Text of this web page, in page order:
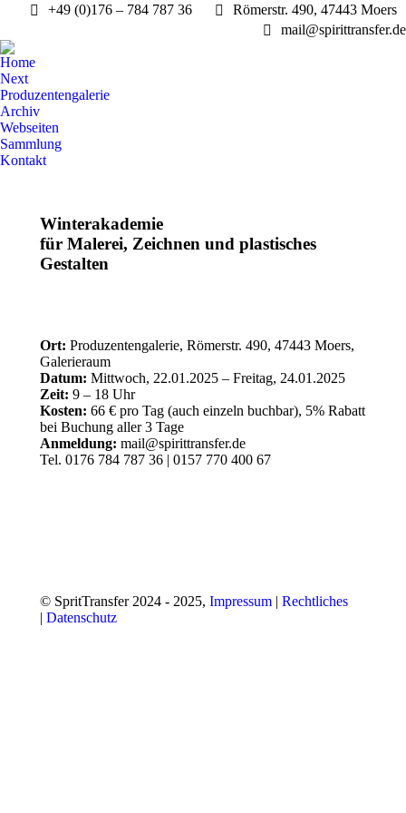
+49 (0)176 – 784 787 36
Römerstr. 490, 47443 Moers
mail@spirittransfer.de
Home
Next
Produzentengalerie
Archiv
Webseiten
Sammlung
Kontakt
Winterakademie
für Malerei, Zeichnen und plastisches
Gestalten
Ort: Produzentengalerie, Römerstr. 490, 47443 Moers,
Galerieraum
Datum: Mittwoch, 22.01.2025 – Freitag, 24.01.2025
Zeit: 9 – 18 Uhr
Kosten: 66 € pro Tag (auch einzeln buchbar), 5% Rabatt
bei Buchung aller 3 Tage
Anmeldung: mail@spirittransfer.de
Tel. 0176 784 787 36 | 0157 770 400 67
© SpritTransfer 2024 - 2025, Impressum | Rechtliches
| Datenschutz